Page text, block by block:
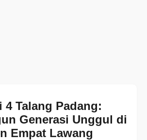
4 Talang Padang:
Generasi Unggul di
Empat Lawang